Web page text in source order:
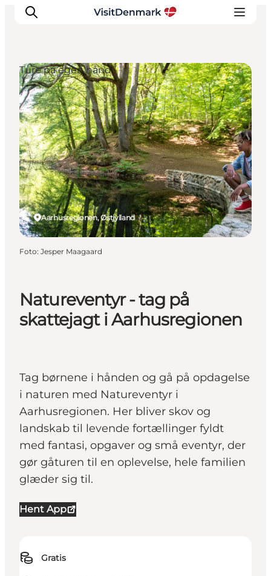
Inspiration
Destinationer
Oplevelser
Overnatning
Planlæg ferien
Natureventyr - tag på
skattejagt i Aarhusregionen
Tag børnene i hånden og gå på opdagelse
i naturen med Natureventyr i
Aarhusregionen. Her bliver skov og
landskab til levende fortællinger fyldt
med fantasi, opgaver og små eventyr, der
gør gåturen til en oplevelse, hele familien
glæder sig til.
Hent App
Gratis
Aarhusregionen, Østjylland
Ture på egen hånd
Foto: Jesper Maagaard